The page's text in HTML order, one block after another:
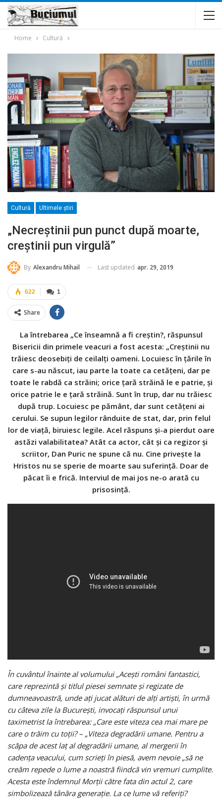
Home Cultură
Cultură Ultimele ştiri
„Necreștinii pun punct după moarte,
creștinii pun virgulă”
By Alexandru Mihail Last updated apr. 29, 2019
1
622
Share
La întrebarea „Ce înseamnă a fi creștin?, răspunsul
Bisericii din primele veacuri a fost acesta: „Creștinii nu
trăiesc deosebiți de ceilalți oameni. Locuiesc în țările în
care s-au născut, iau parte la toate ca cetățeni, dar pe
toate le rabdă ca străini; orice țară străină le e patrie, și
orice patrie le e țară străină. Sunt în trup, dar nu trăiesc
după trup. Locuiesc pe pământ, dar sunt cetățeni ai
cerului. Se supun legilor rânduite de stat, dar, prin felul
lor de viață, biruiesc legile. Acel răspuns și-a pierdut oare
astăzi valabilitatea? Atât ca actor, cât și ca regizor și
scriitor, Dan Puric ne spune că nu. Cine privește la
Hristos nu se sperie de moarte sau suferință. Doar de
păcat îi e frică. Interviul de mai jos ne-o arată cu
prisosință.
În cuvântul înainte al volumului „Acești români fantastici,
care reprezintă și titlul piesei semnate și regizate de
dumneavoastră, unde ați jucat alături de alți artiști, în urmă
cu câteva zile la București, invocați răspunsul unui
taximetrist la întrebarea: „Care este viteza cea mai mare pe
care o trăim cu toții? – „Viteza de­gra­dării umane. Pentru a
scăpa de acest laț al degradării umane, al mergerii în
cadența veacului, cum scrieți în piesă, avem nevoie „să ne
creăm repede o lume a noastră fiindcă vin vremuri cumplite.
Acesta este îndemnul Morții către fata din actul 2, care
simbolizează tânăra generație. La ce lume vă referiți?